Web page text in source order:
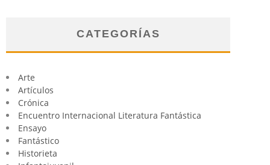
CATEGORÍAS
Arte
Artículos
Crónica
Encuentro Internacional Literatura Fantástica
Ensayo
Fantástico
Historieta